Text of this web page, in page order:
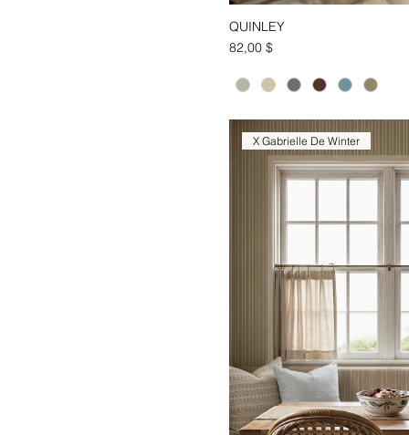
QUINLEY
Prix
82,00 $
X Gabrielle De Winter